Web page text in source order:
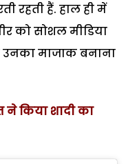
रहती हैं. हाल ही में
को सोशल मीडिया
उनका माजाक बनाना
ने किया शादी का